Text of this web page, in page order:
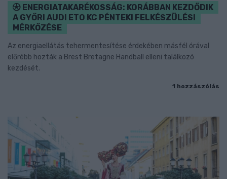
ENERGIATAKARÉKOSSÁG: KORÁBBAN KEZDŐDIK
A GYŐRI AUDI ETO KC PÉNTEKI FELKÉSZÜLÉSI
MÉRKŐZÉSE
Az energiaellátás tehermentesítése érdekében másfél órával
előrébb hozták a Brest Bretagne Handball elleni találkozó
kezdését.
1 hozzászólás